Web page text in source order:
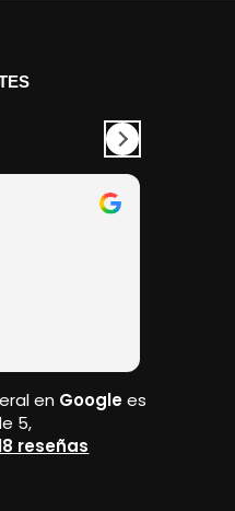
y la
por 100%
propietario
por
en Googlees
5,
reseñas